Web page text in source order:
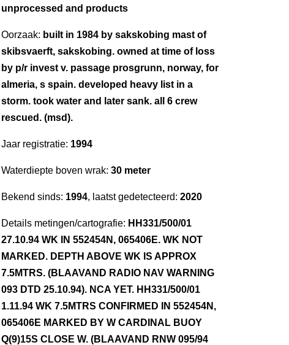
unprocessed and products
Oorzaak: built in 1984 by sakskobing mast of
skibsvaerft, sakskobing. owned at time of loss
by p/r invest v. passage prosgrunn, norway, for
almeria, s spain. developed heavy list in a
storm. took water and later sank. all 6 crew
rescued. (msd).
Jaar registratie: 1994
Waterdiepte boven wrak: 30 meter
Bekend sinds: 1994, laatst gedetecteerd: 2020
Details metingen/cartografie: HH331/500/01
27.10.94 WK IN 552454N, 065406E. WK NOT
MARKED. DEPTH ABOVE WK IS APPROX
7.5MTRS. (BLAAVAND RADIO NAV WARNING
093 DTD 25.10.94). NCA YET. HH331/500/01
1.11.94 WK 7.5MTRS CONFIRMED IN 552454N,
065406E MARKED BY W CARDINAL BUOY
Q(9)15S CLOSE W. (BLAAVAND RNW 095/94